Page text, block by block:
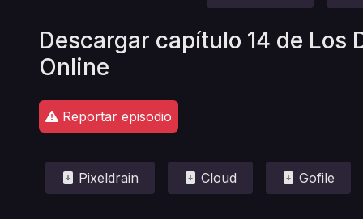
Descargar capítulo 14 de Los
Online
Reportar episodio
Pixeldrain Cloud Gofile